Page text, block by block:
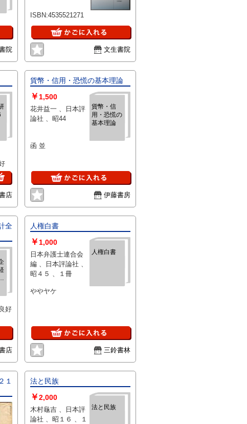
院
ISBN:4535521271
文生書院
店
貨幣・信用・恐慌の基本理論
貨幣・信
用・恐慌の
基本理論
￥ 1,500
花井益一 、日本評
論社 、昭44
函 並
伊藤書房
全
好
店
人権白書
人権白書
￥ 1,000
日本弁護士連合会
編 、日本評論社 、
昭４５ 、１冊
ややヤケ
三鈴書林
１
法と民族
法と民族
￥2,000
木村龜吉 、日本評
論社 、昭１６ 、１